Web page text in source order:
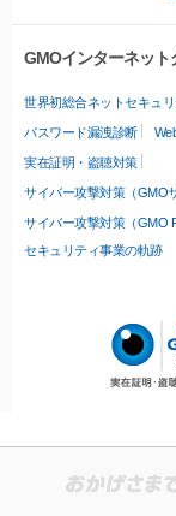
GMOインターネッ
世界初総合ネットセキュ
パスワード漏洩診断
実在証明・盗聴対策
サイバー攻撃対策（GMO
サイバー攻撃対策（GMO
セキュリティ事業の軌跡